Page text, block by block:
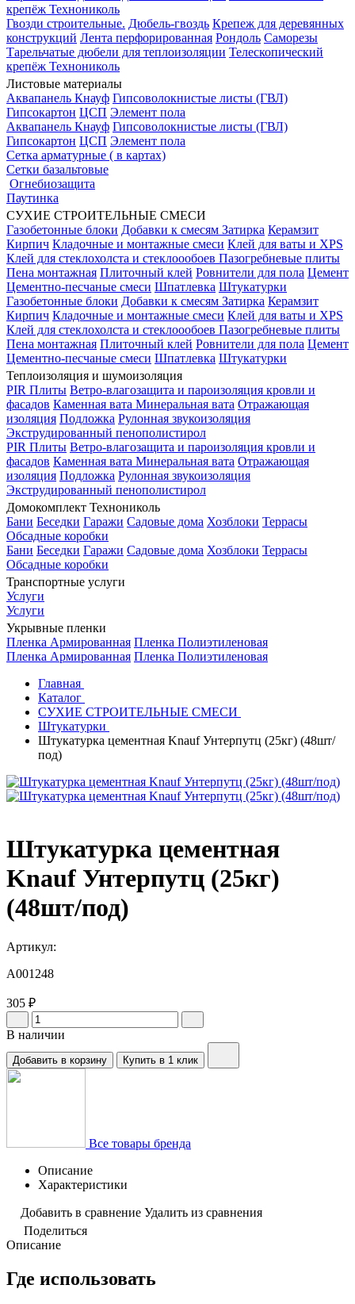
крепёж Технониколь
Гвозди строительные. Дюбель-гвоздь Крепеж для деревянных
конструкций Лента перфорированная Рондоль Саморезы
Тарельчатые дюбели для теплоизоляции Телескопический
крепёж Технониколь
Листовые материалы
Аквапанель Кнауф Гипсоволокнистые листы (ГВЛ)
Гипсокартон ЦСП Элемент пола
Аквапанель Кнауф Гипсоволокнистые листы (ГВЛ)
Гипсокартон ЦСП Элемент пола
Сетка арматурные ( в картах)
Сетки базальтовые
Огнебиозащита
Паутинка
СУХИЕ СТРОИТЕЛЬНЫЕ СМЕСИ
Газобетонные блоки Добавки к смесям Затирка Керамзит
Кирпич Кладочные и монтажные смеси Клей для ваты и XPS
Клей для стеклохолста и стеклоообоев Пазогребневые плиты
Пена монтажная Плиточный клей Ровнители для пола Цемент
Цементно-песчаные смеси Шпатлевка Штукатурки
Газобетонные блоки Добавки к смесям Затирка Керамзит
Кирпич Кладочные и монтажные смеси Клей для ваты и XPS
Клей для стеклохолста и стеклоообоев Пазогребневые плиты
Пена монтажная Плиточный клей Ровнители для пола Цемент
Цементно-песчаные смеси Шпатлевка Штукатурки
Теплоизоляция и шумоизоляция
PIR Плиты Ветро-влагозащита и пароизоляция кровли и
фасадов Каменная вата Минеральная вата Отражающая
изоляция Подложка Рулонная звукоизоляция
Экструдированный пенополистирол
PIR Плиты Ветро-влагозащита и пароизоляция кровли и
фасадов Каменная вата Минеральная вата Отражающая
изоляция Подложка Рулонная звукоизоляция
Экструдированный пенополистирол
Домокомплект Технониколь
Бани Беседки Гаражи Садовые дома Хозблоки Террасы
Обсадные коробки
Бани Беседки Гаражи Садовые дома Хозблоки Террасы
Обсадные коробки
Транспортные услуги
Услуги
Услуги
Укрывные пленки
Пленка Армированная Пленка Полиэтиленовая
Пленка Армированная Пленка Полиэтиленовая
Главная
Каталог
СУХИЕ СТРОИТЕЛЬНЫЕ СМЕСИ
Штукатурки
Штукатурка цементная Knauf Унтерпутц (25кг) (48шт/
под)
Штукатурка цементная
Knauf Унтерпутц (25кг)
(48шт/под)
Артикул:
A001248
305 ₽
В наличии
Добавить в корзину Купить в 1 клик
Все товары бренда
Описание
Характеристики
Добавить в сравнение Удалить из сравнения
Поделиться
Описание
Где использовать